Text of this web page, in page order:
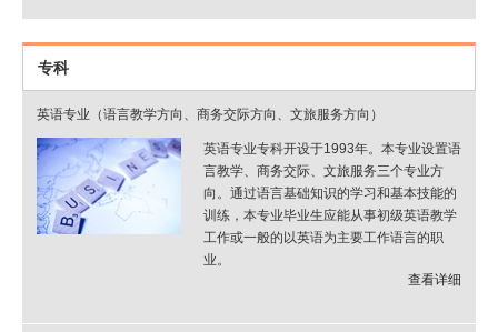
专科
英语专业（语言教学方向、商务交际方向、文旅服务方向）
英语专业专科开设于1993年。本专业设置语
言教学、商务交际、文旅服务三个专业方
向。通过语言基础知识的学习和基本技能的
训练，本专业毕业生应能从事初级英语教学
工作或一般的以英语为主要工作语言的职
业。
查看详细